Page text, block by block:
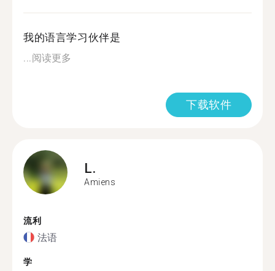
我的语言学习伙伴是
...阅读更多
下载软件
L.
Amiens
流利
法语
学